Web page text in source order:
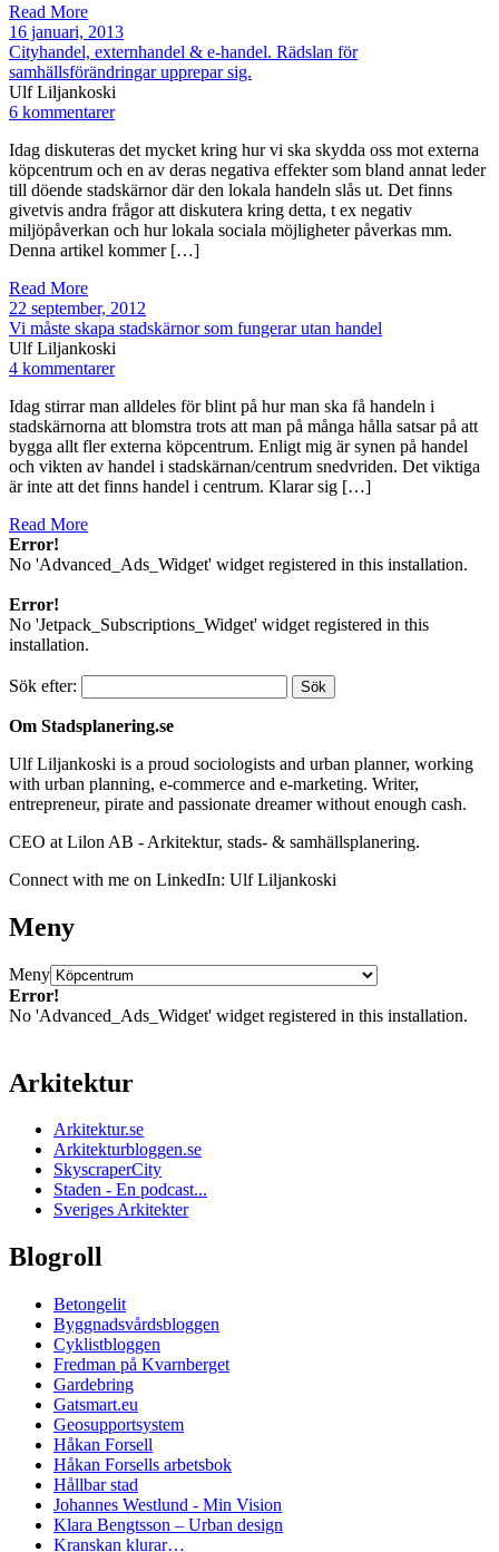
Read More
16 januari, 2013
Cityhandel, externhandel & e-handel. Rädslan för
samhällsförändringar upprepar sig.
Ulf Liljankoski
6 kommentarer
Idag diskuteras det mycket kring hur vi ska skydda oss mot externa
köpcentrum och en av deras negativa effekter som bland annat leder
till döende stadskärnor där den lokala handeln slås ut. Det finns
givetvis andra frågor att diskutera kring detta, t ex negativ
miljöpåverkan och hur lokala sociala möjligheter påverkas mm.
Denna artikel kommer […]
Read More
22 september, 2012
Vi måste skapa stadskärnor som fungerar utan handel
Ulf Liljankoski
4 kommentarer
Idag stirrar man alldeles för blint på hur man ska få handeln i
stadskärnorna att blomstra trots att man på många hålla satsar på att
bygga allt fler externa köpcentrum. Enligt mig är synen på handel
och vikten av handel i stadskärnan/centrum snedvriden. Det viktiga
är inte att det finns handel i centrum. Klarar sig […]
Read More
Error!
No 'Advanced_Ads_Widget' widget registered in this installation.
Error!
No 'Jetpack_Subscriptions_Widget' widget registered in this
installation.
Sök efter:
Om Stadsplanering.se
Ulf Liljankoski is a proud sociologists and urban planner, working
with urban planning, e-commerce and e-marketing. Writer,
entrepreneur, pirate and passionate dreamer without enough cash.
CEO at Lilon AB - Arkitektur, stads- & samhällsplanering.
Connect with me on LinkedIn: Ulf Liljankoski
Meny
Meny
Error!
No 'Advanced_Ads_Widget' widget registered in this installation.
Arkitektur
Arkitektur.se
Arkitekturbloggen.se
SkyscraperCity
Staden - En podcast...
Sveriges Arkitekter
Blogroll
Betongelit
Byggnadsvårdsbloggen
Cyklistbloggen
Fredman på Kvarnberget
Gardebring
Gatsmart.eu
Geosupportsystem
Håkan Forsell
Håkan Forsells arbetsbok
Hållbar stad
Johannes Westlund - Min Vision
Klara Bengtsson – Urban design
Kranskan klurar…